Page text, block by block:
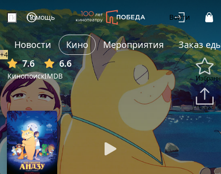
Помощь Войти
Новости Кино Мероприятия
Заказ
7.6
Кинопоиск
6.6
IMDB
+4